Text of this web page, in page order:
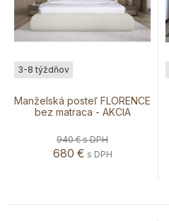
Manželská posteľ FLORENCE
bez matraca - AKCIA
3-8 týždňov
940 €s DPH
680 € s DPH